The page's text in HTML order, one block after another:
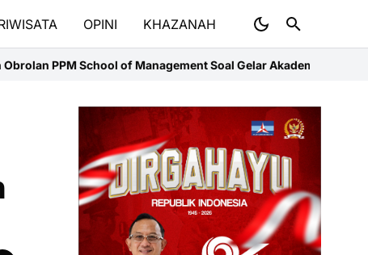
OPINI KHAZANAH
Management Soal Gelar Akademik yang Tidak Lagi Jadi